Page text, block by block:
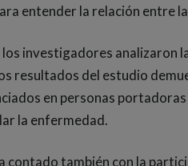
entender la relación entre
investigadores analizaron
resultados del estudio
en personas
la enfermedad.
contado también con la